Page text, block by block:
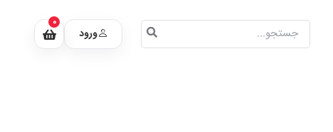
ورود
0